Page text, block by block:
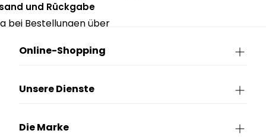
und Rückgabe
bei Bestellungen über
Online-Shopping
Unsere Dienste
Die Marke